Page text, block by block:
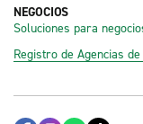
NEGOCIOS
Soluciones para
Registro de Agencias de